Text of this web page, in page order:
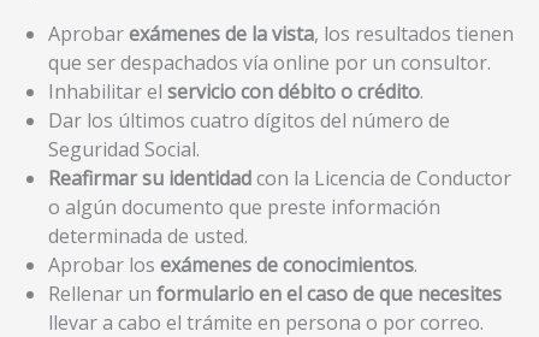
Aprobarexámenes de la vista, los resultados tienen
que ser despachados vía online por un consultor.
Inhabilitar el servicio con débito o crédito.
Dar los últimos cuatro dígitos del número de
Seguridad Social.
Reafirmar su identidadcon la Licencia de Conductor
o algún documento que preste información
determinada de usted.
Aprobar los exámenes de conocimientos.
Rellenar un formulario en el caso de que necesites
llevar a cabo el trámite en persona o por correo.